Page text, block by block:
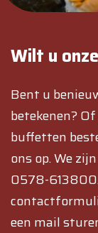
Wilt u
Bent u
betekenen?
buffetten
ons op. We
0578-
een mail